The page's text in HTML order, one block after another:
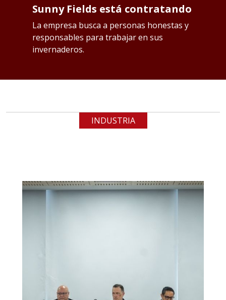
Sunny Fields está contratando
La empresa busca a personas honestas y
responsables para trabajar en sus
invernaderos.
INDUSTRIA